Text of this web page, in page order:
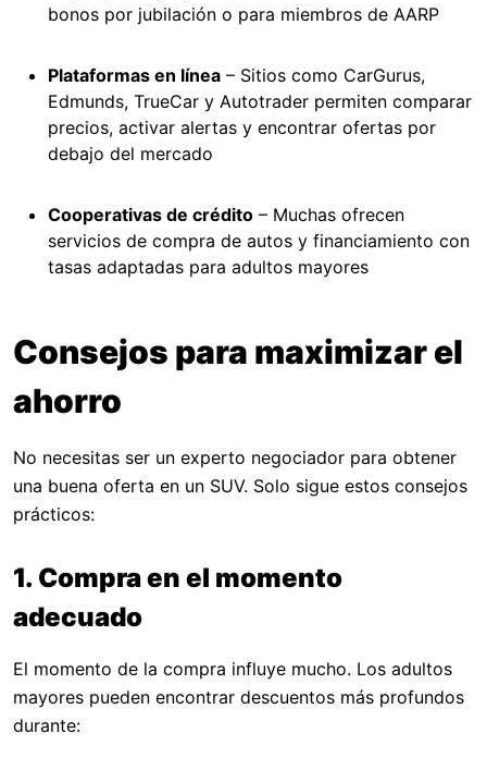
bonos por jubilación o para miembros de AARP
Plataformas en línea – Sitios como CarGurus,
Edmunds, TrueCar y Autotrader permiten comparar
precios, activar alertas y encontrar ofertas por
debajo del mercado
Cooperativas de crédito – Muchas ofrecen
servicios de compra de autos y financiamiento con
tasas adaptadas para adultos mayores
Consejos para maximizar el
ahorro
No necesitas ser un experto negociador para obtener
una buena oferta en un SUV. Solo sigue estos consejos
prácticos:
1. Compra en el momento
adecuado
El momento de la compra influye mucho. Los adultos
mayores pueden encontrar descuentos más profundos
durante: